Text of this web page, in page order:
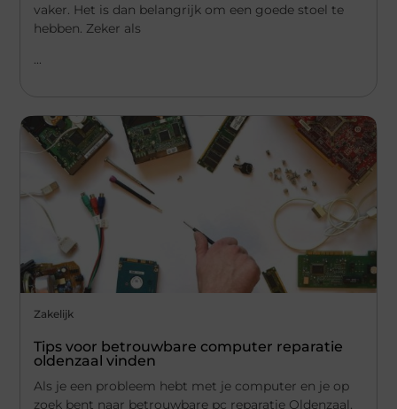
vaker. Het is dan belangrijk om een goede stoel te
hebben. Zeker als
...
Zakelijk
Tips voor betrouwbare computer reparatie
oldenzaal vinden
Als je een probleem hebt met je computer en je op
zoek bent naar betrouwbare pc reparatie Oldenzaal,